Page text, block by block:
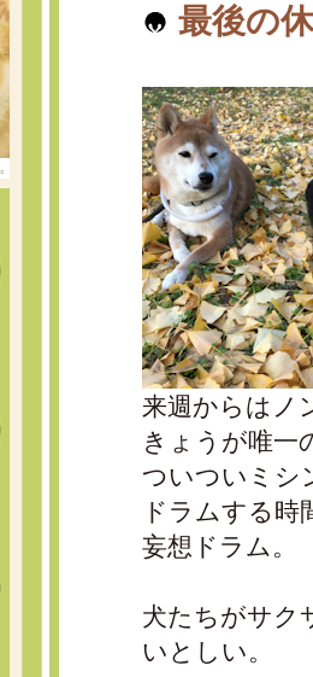
最後の
来週からはノ
きょうが唯一
ついついミシ
ドラムする時
妄想ドラム。
犬たちがサク
いとしい。